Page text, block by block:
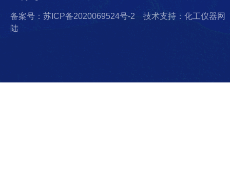
备案号：苏ICP备2020069524号-2
技术支持：化工仪器网
陆